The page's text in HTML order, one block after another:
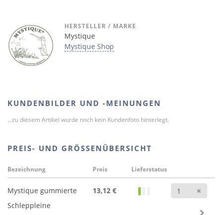
HERSTELLER / MARKE
Mystique
Mystique Shop
KUNDENBILDER UND -MEINUNGEN
...zu diesem Artikel wurde noch kein Kundenfoto hinterlegt.
PREIS- UND GRÖSSENÜBERSICHT
Bezeichnung Preis Lieferstatus
Mystique gummierte
Schleppleine
13,12 €